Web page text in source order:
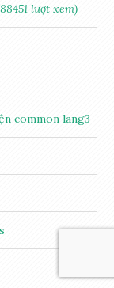
lượt xem)
common lang3